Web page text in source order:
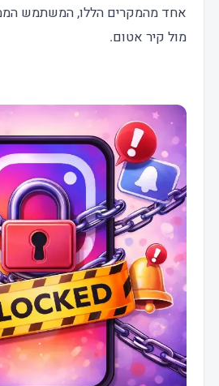
אחד מהמקרים הללו, המשתמש
מול קיר אטום.